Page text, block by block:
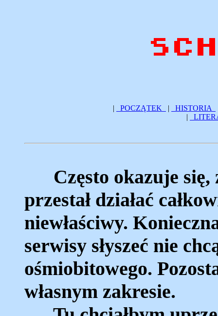
| POCZĄTEK | HISTORIA
|
Często okazuje się,
przestał działać
niewłaściwy.
serwisy słyszeć nie
ośmiobitowego.
własnym zakresie.